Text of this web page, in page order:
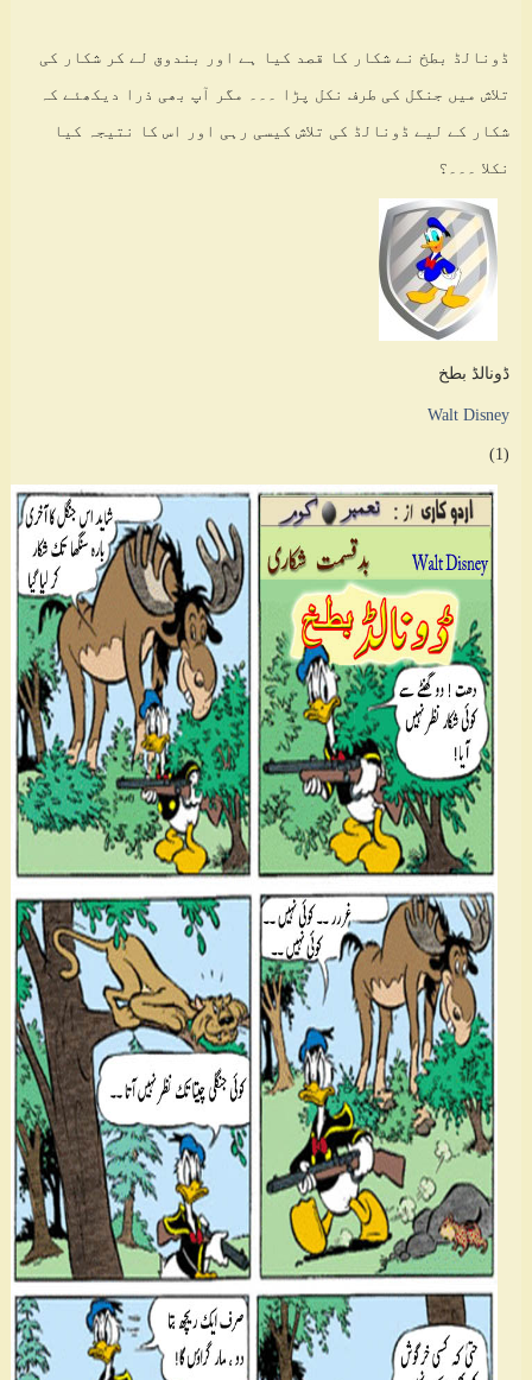
ڈونالڈ بطخ نے شکار کا قصد کیا ہے اور بندوق لے کر شکار کی
تلاش میں جنگل کی طرف نکل پڑا ۔۔۔ مگر آپ بھی ذرا دیکھئے کہ
شکار کے لیے ڈونالڈ کی تلاش کیسی رہی اور اس کا نتیجہ کیا
نکلا ۔۔۔؟
ڈونالڈ بطخ
Walt Disney
(1)